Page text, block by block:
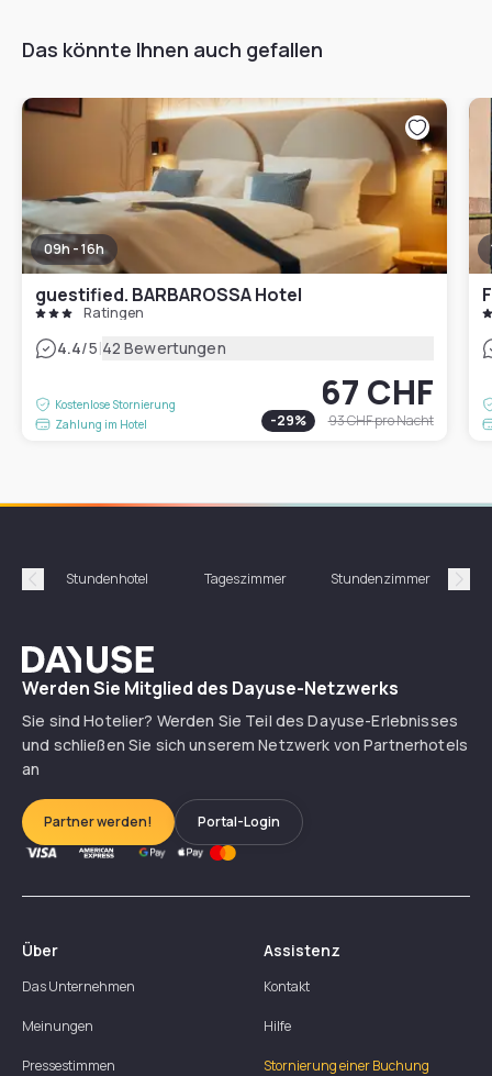
Das könnte Ihnen auch gefallen
09h - 16h
guestified. BARBAROSSA Hotel
Ratingen
4.4/5|42 Bewertungen
Kostenlose Stornierung
Zahlung im Hotel
67 CHF
-29% 93 CHFpro Nacht
Précédent
Stundenhotel Tageszimmer Stundenzimmer
Dayuse
Werden Sie Mitglied des Dayuse-Netzwerks
Sie sind Hotelier? Werden Sie Teil des Dayuse-Erlebnisses
und schließen Sie sich unserem Netzwerk von Partnerhotels
an
Partner werden! Portal-Login
Über
Das Unternehmen
Meinungen
Pressestimmen
Assistenz
Kontakt
Hilfe
Stornierung einer Buchung